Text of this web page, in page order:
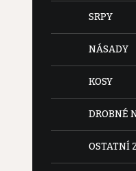
SRPY
NÁSADY
KOSY
DROBNÉ
OSTATNÍ